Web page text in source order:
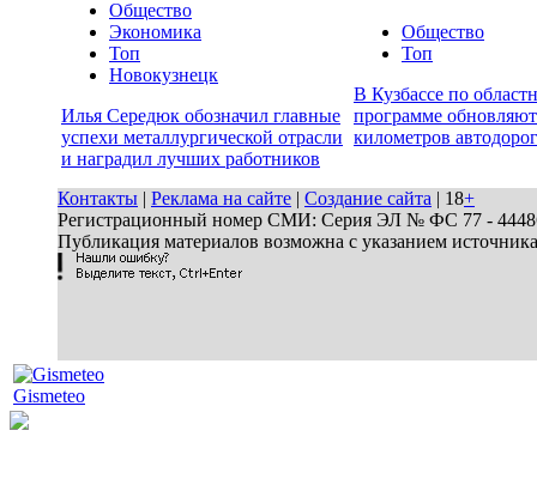
Общество
Экономика
Топ
Новокузнецк
Илья Середюк обозначил главные
успехи металлургической отрасли
и наградил лучших работников
Общество
Топ
В Кузбассе по
программе
километров автодорог
Контакты | Реклама на сайте | Создание сайта | 18+
Регистрационный номер СМИ: Серия ЭЛ № ФС 77 - 44486
Публикация материалов возможна с указанием
Gismeteo